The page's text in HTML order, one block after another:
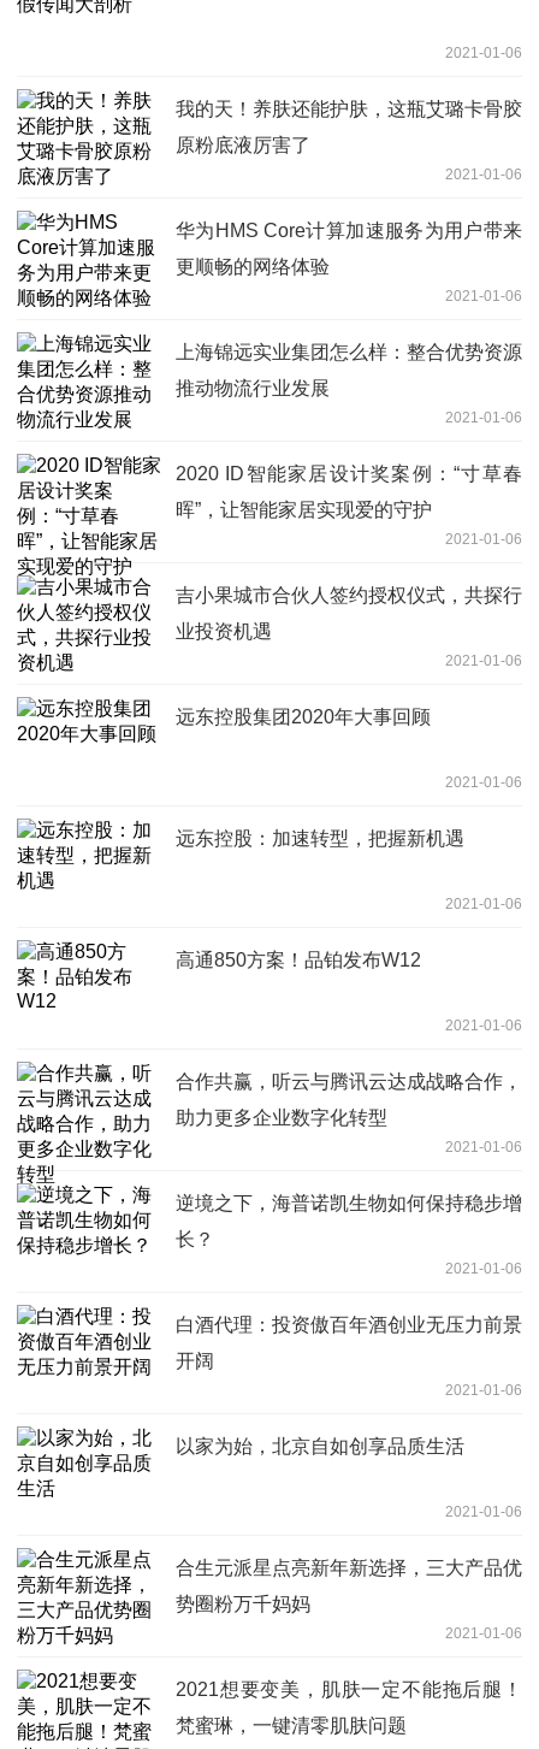
2021-01-06
我的天！养肤还能护肤，这瓶艾璐卡骨胶
原粉底液厉害了
2021-01-06
华为HMS Core计算加速服务为用户带来
更顺畅的网络体验
2021-01-06
上海锦远实业集团怎么样：整合优势资源
推动物流行业发展
2021-01-06
2020 ID智能家居设计奖案例：“寸草春
晖”，让智能家居实现爱的守护
2021-01-06
吉小果城市合伙人签约授权仪式，共探行
业投资机遇
2021-01-06
远东控股集团2020年大事回顾
2021-01-06
远东控股：加速转型，把握新机遇
2021-01-06
高通850方案！品铂发布W12
2021-01-06
合作共赢，听云与腾讯云达成战略合作，
助力更多企业数字化转型
2021-01-06
逆境之下，海普诺凯生物如何保持稳步增
长？
2021-01-06
白酒代理：投资傲百年酒创业无压力前景
开阔
2021-01-06
以家为始，北京自如创享品质生活
2021-01-06
合生元派星点亮新年新选择，三大产品优
势圈粉万千妈妈
2021-01-06
2021想要变美，肌肤一定不能拖后腿！
梵蜜琳，一键清零肌肤问题